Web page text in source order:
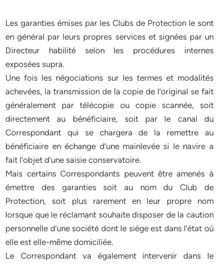
Les garanties émises par les Clubs de Protection le sont
en général par leurs propres services et signées par un
Directeur habilité selon les procédures internes
exposées supra.
Une fois les négociations sur les termes et modalités
achevées, la transmission de la copie de l’original se fait
généralement par télécopie ou copie scannée, soit
directement au bénéficiaire, soit par le canal du
Correspondant qui se chargera de la remettre au
bénéficiaire en échange d’une mainlevée si le navire a
fait l’objet d’une saisie conservatoire.
Mais certains Correspondants peuvent être amenés à
émettre des garanties soit au nom du Club de
Protection, soit plus rarement en leur propre nom
lorsque que le réclamant souhaite disposer de la caution
personnelle d’une société dont le siège est dans l’état où
elle est elle-même domiciliée.
Le Correspondant va également intervenir dans le